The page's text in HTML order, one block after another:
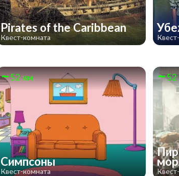
Pirates of the Caribbean
Квест-комната
52 км
Симпсоны
Квест-комната
52